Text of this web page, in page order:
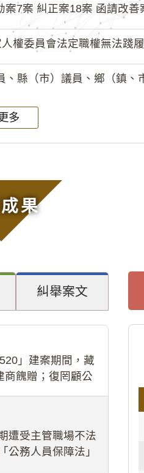
7案 糾正案18案 函請改善
委員會法定職權無法踐履
（市）議員、鄉（鎮、市
多
果
糾舉案文
」建案期間，藏
商餽贈；復罔顧公
遭受主管職場不法
務人員保障法」